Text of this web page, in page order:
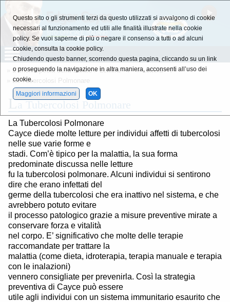
L'Enciclopedia della Salute » Lettera - T - »Lettera - T -
» La Tubercolosi Polmonare
La Tubercolosi Polmonare
La Tubercolosi Polmonare
Cayce diede molte letture per individui affetti di tubercolosi
nelle sue varie forme e
stadi. Com’è tipico per la malattia, la sua forma
predominate discussa nelle letture
fu la tubercolosi polmonare. Alcuni individui si sentirono
dire che erano infettati del
germe della tubercolosi che era inattivo nel sistema, e che
avrebbero potuto evitare
il processo patologico grazie a misure preventive mirate a
conservare forza e vitalità
nel corpo. E’ significativo che molte delle terapie
raccomandate per trattare la
malattia (come dieta, idroterapia, terapia manuale e terapia
con le inalazioni)
vennero consigliate per prevenirla. Così la strategia
preventiva di Cayce può essere
utile agli individui con un sistema immunitario esaurito che
Questo sito o gli strumenti terzi da questo utilizzati si avvalgono di cookie
necessari al funzionamento ed utili alle finalità illustrate nella cookie
policy. Se vuoi saperne di più o negare il consenso a tutti o ad alcuni
cookie, consulta la cookie policy.
Chiudendo questo banner, scorrendo questa pagina, cliccando su un link
o proseguendo la navigazione in altra maniera, acconsenti all’uso dei
cookie.
Maggiori informazioni
OK